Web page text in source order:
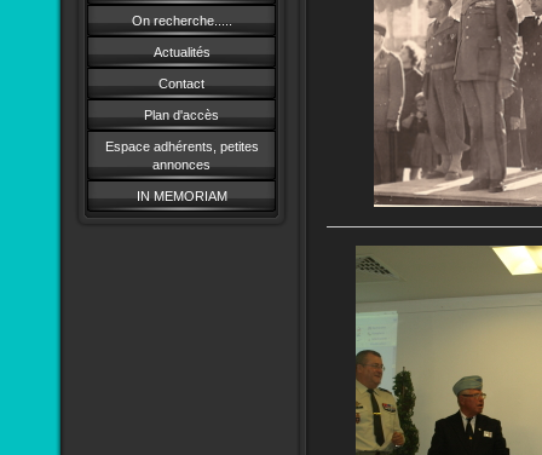
On recherche.....
Actualités
Contact
Plan d'accès
Espace adhérents, petites
annonces
IN MEMORIAM